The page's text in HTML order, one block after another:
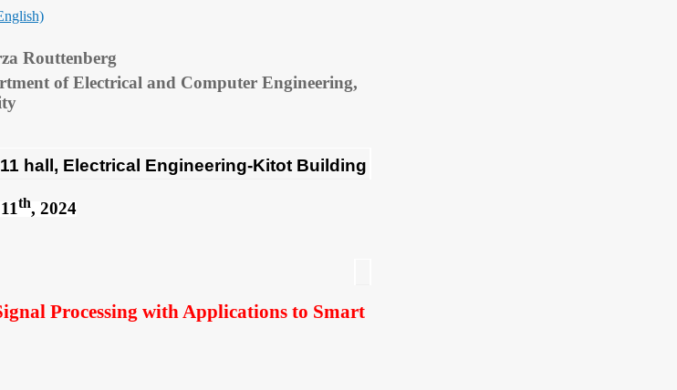
Routtenberg
of Electrical and Computer Engineering,
th, 2024
Processing with Applications to Smart